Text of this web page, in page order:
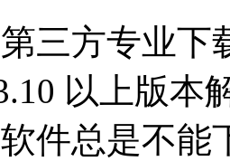
三方专业下
以上版本
件总是不能